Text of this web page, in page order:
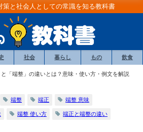
策と社会人としての常識を知る教科書
社会 暮らし もの 飲食
と「端整」の違いとは？意味・使い方・例文を解説
端整 端正 端整 意味
端整 使い方 端正と端整の違い